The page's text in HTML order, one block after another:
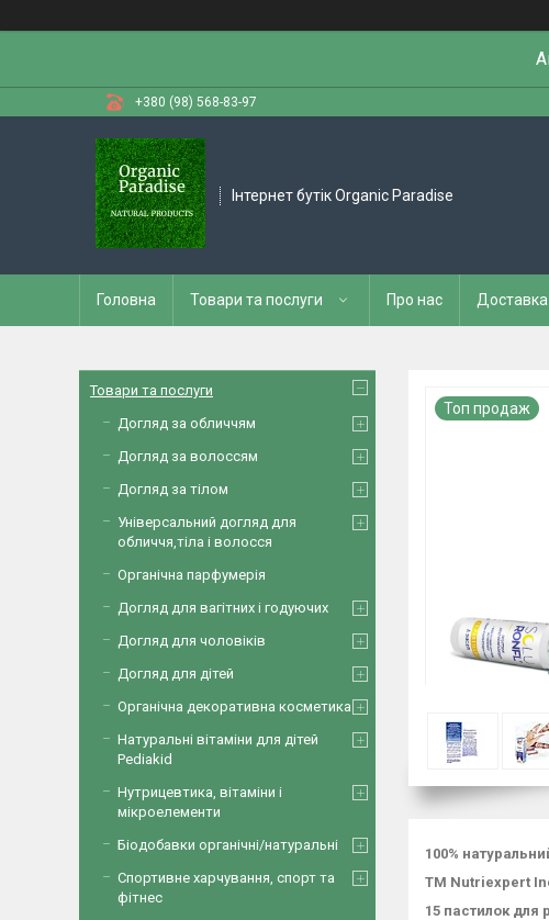
+380 (98) 568-83-97
Інтернет бутік Organic Paradise
Головна Товари та послуги Про нас
Топ продаж
100%
ТМ Nutriexpert
15 пастилок для
Товари та послуги
Догляд за обличчям
Догляд за волоссям
Догляд за тілом
Універсальний догляд для
обличчя,тіла і волосся
Органічна парфумерія
Догляд для вагітних і годуючих
Догляд для чоловіків
Догляд для дітей
Органічна декоративна косметика
Натуральні вітаміни для дітей
Pediakid
Нутрицевтика, вітаміни і
мікроелементи
Біодобавки органічні/натуральні
Спортивне харчування, спорт та
фітнес